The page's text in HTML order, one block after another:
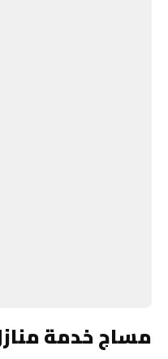
مساج خدمة منازل ٢٤ ساعة الكويت